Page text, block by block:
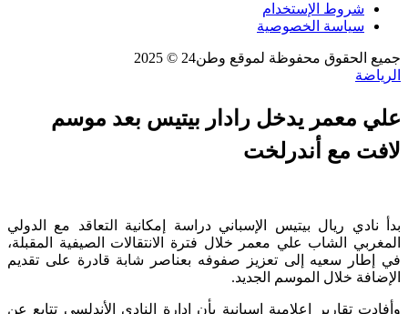
شروط الإستخدام
سياسة الخصوصية
جميع الحقوق محفوظة لموقع وطن24 © 2025
الرياضة
علي معمر يدخل رادار بيتيس بعد موسم
لافت مع أندرلخت
بدأ نادي ريال بيتيس الإسباني دراسة إمكانية التعاقد مع الدولي
المغربي الشاب علي معمر خلال فترة الانتقالات الصيفية المقبلة،
في إطار سعيه إلى تعزيز صفوفه بعناصر شابة قادرة على تقديم
الإضافة خلال الموسم الجديد.
وأفادت تقارير إعلامية إسبانية بأن إدارة النادي الأندلسي تتابع عن